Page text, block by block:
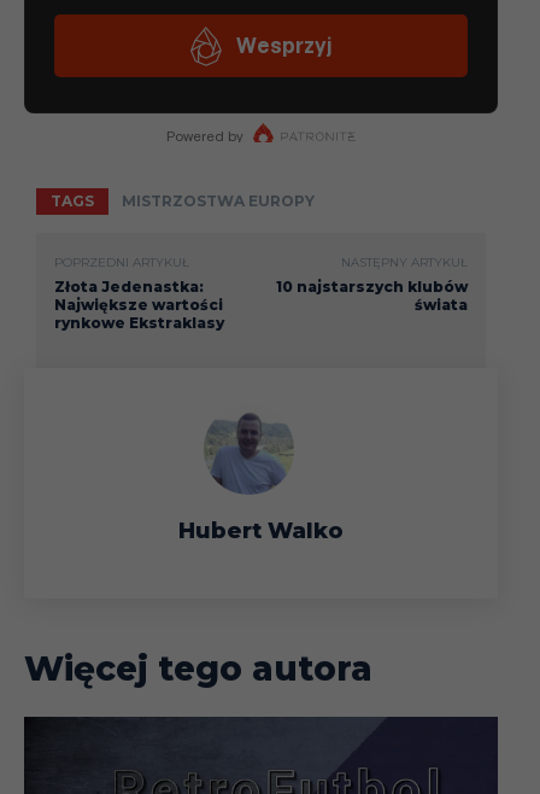
TAGS MISTRZOSTWA EUROPY
POPRZEDNI ARTYKUŁ
Złota Jedenastka:
Największe wartości
rynkowe Ekstraklasy
NASTĘPNY ARTYKUŁ
10 najstarszych klubów
świata
Hubert Walko
Więcej tego autora